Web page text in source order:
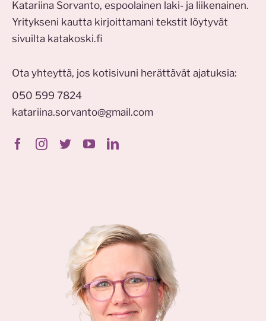
Katariina Sorvanto, espoolainen laki- ja liikenainen.
Yritykseni kautta kirjoittamani tekstit löytyvät
sivuilta katakoski.fi
Ota yhteyttä, jos kotisivuni herättävät ajatuksia:
050 599 7824
katariina.sorvanto@gmail.com